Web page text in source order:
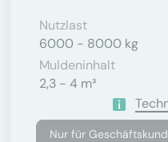
Nutzlast
6000 - 8000 kg
Muldeninhalt
2,3 - 4 m³
Nur für